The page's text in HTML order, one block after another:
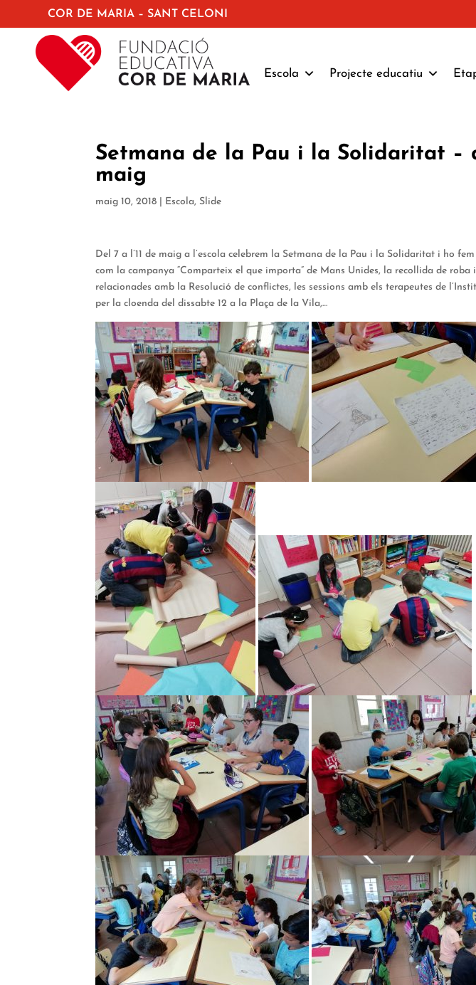
COR DE MARIA – SANT CELONI
Escola Projecte educatiu
Setmana de la Pau i la Solidaritat –
maig
maig 10, 2018 Escola, Slide
Del 7 a l’11 de maig a l’escola celebrem la Setmana de la Pau i la Solidaritat i ho
com la campanya “Comparteix el que importa” de Mans Unides, la recollida de roba
relacionades amb la Resolució de conflictes, les sessions amb els terapeutes de
per la cloenda del dissabte 12 a la Plaça de la Vila,…